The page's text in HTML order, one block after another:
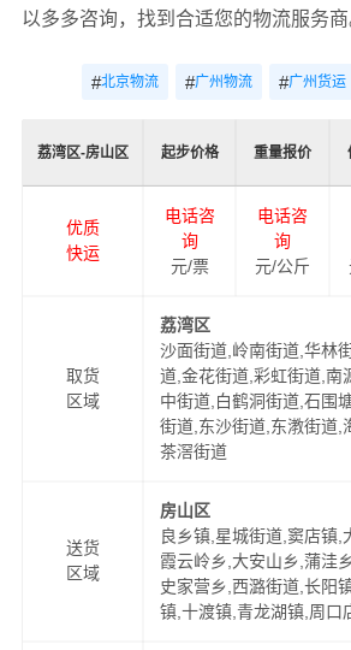
以多多咨询，找到合适您的物流服务商
#北京物流 #广州物流 #广州货运
荔湾区-房山区 起步价格 重量报价
优质
快运
电话咨
询
元/票
电话咨
询
元/公斤
取货
区域
荔湾区
沙面街道,岭南街道,华林
道,金花街道,彩虹街道,南
中街道,白鹤洞街道,石围
街道,东沙街道,东漖街道,
茶滘街道
送货
区域
房山区
良乡镇,星城街道,窦店镇,
霞云岭乡,大安山乡,蒲洼
史家营乡,西潞街道,长阳
镇,十渡镇,青龙湖镇,周口